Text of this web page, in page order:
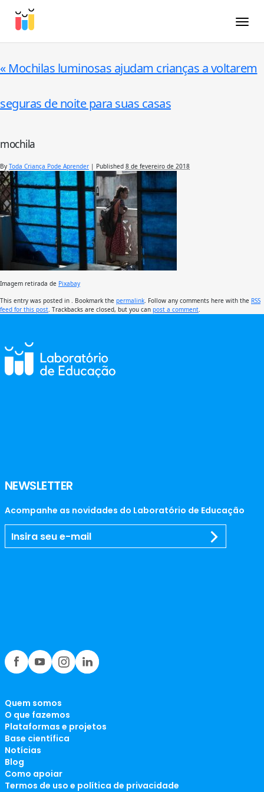
« Mochilas luminosas ajudam crianças a voltarem
seguras de noite para suas casas
mochila
By Toda Criança Pode Aprender | Published 8 de fevereiro de 2018
Imagem retirada de Pixabay
This entry was posted in . Bookmark the permalink . Follow any comments here with the RSS
feed for this post . Trackbacks are closed, but you can post a comment
NEWSLETTER
Acompanhe as novidades do Laboratório de Educação
Quem somos
O que fazemos
Plataformas e projetos
Base científica
Notícias
Blog
Como apoiar
Termos de uso e política de privacidade